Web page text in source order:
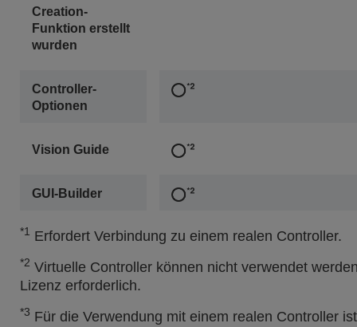
Creation-
Funktion erstellt
wurden
Controller-
Optionen
Vision Guide
GUI-Builder
*1 Erfordert Verbindung zu einem realen Controller.
*2 Virtuelle Controller können nicht verwendet
Lizenz erforderlich.
*3 Für die Verwendung mit einem realen Controller